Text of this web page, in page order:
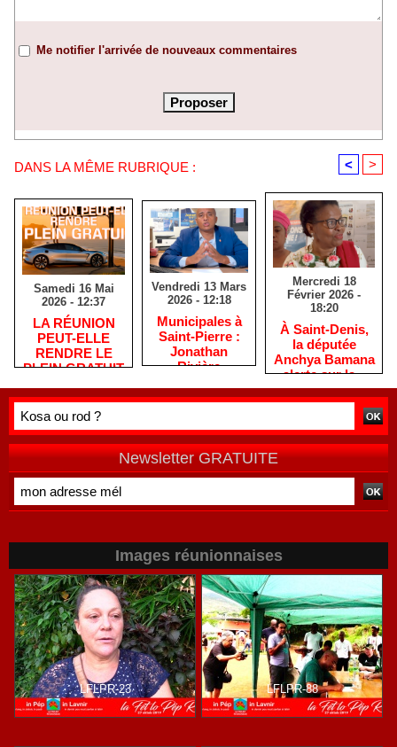
Me notifier l'arrivée de nouveaux commentaires
DANS LA MÊME RUBRIQUE : < >
Samedi 16 Mai
2026 - 12:37
​LA RÉUNION
PEUT-ELLE
RENDRE LE
PLEIN GRATUIT
Vendredi 13 Mars
2026 - 12:18
​Municipales à
Saint-Pierre :
Jonathan
Rivière
habitants après
de terrain
Mercredi 18
Février 2026 -
18:20
​À Saint-Denis,
la députée
Anchya Bamana
alerte sur la «
double peine »
vécue par
Newsletter GRATUITE
Images réunionnaises
LFLPR-23 LFLPR-88